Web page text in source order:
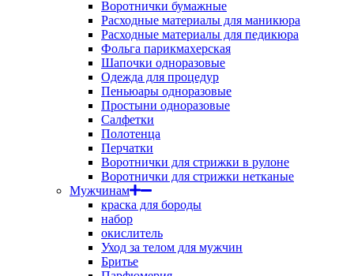
Воротнички бумажные
Расходные материалы для маникюра
Расходные материалы для педикюра
Фольга парикмахерская
Шапочки одноразовые
Одежда для процедур
Пеньюары одноразовые
Простыни одноразовые
Салфетки
Полотенца
Перчатки
Воротнички для стрижки в рулоне
Воротнички для стрижки нетканые
Мужчинам
краска для бороды
набор
окислитель
Уход за телом для мужчин
Бритье